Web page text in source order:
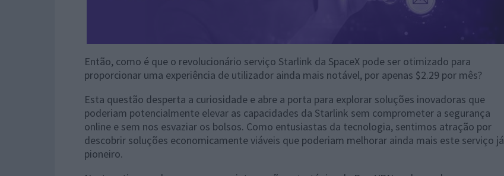
Então, como é que o revolucionário serviço Starlink da SpaceX pode ser otimizado para
proporcionar uma experiência de utilizador ainda mais notável, por apenas $2.29 por mês?
Esta questão desperta a curiosidade e abre a porta para explorar soluções inovadoras que
poderiam potencialmente elevar as capacidades da Starlink sem comprometer a segurança
online e sem nos esvaziar os bolsos. Como entusiastas da tecnologia, sentimos atração por
descobrir soluções economicamente viáveis que poderiam melhorar ainda mais este serviço já
pioneiro.